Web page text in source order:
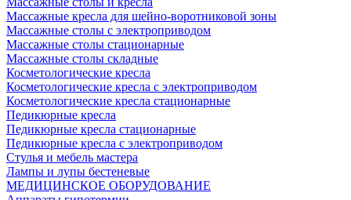
Массажные кресла для шейно-воротниковой зоны
Массажные столы с электроприводом
Массажные столы стационарные
Массажные столы складные
Косметологические кресла
Косметологические кресла с электроприводом
Косметологические кресла стационарные
Педикюрные кресла
Педикюрные кресла стационарные
Педикюрные кресла с электроприводом
Стулья и мебель мастера
Лампы и лупы бестеневые
МЕДИЦИНСКОЕ ОБОРУДОВАНИЕ